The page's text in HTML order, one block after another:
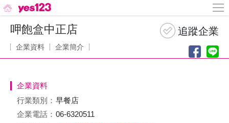
呷飽盒中正店
企業資料 企業簡介
企業資料
行業類別： 早餐店
企業電話： 06-6320511